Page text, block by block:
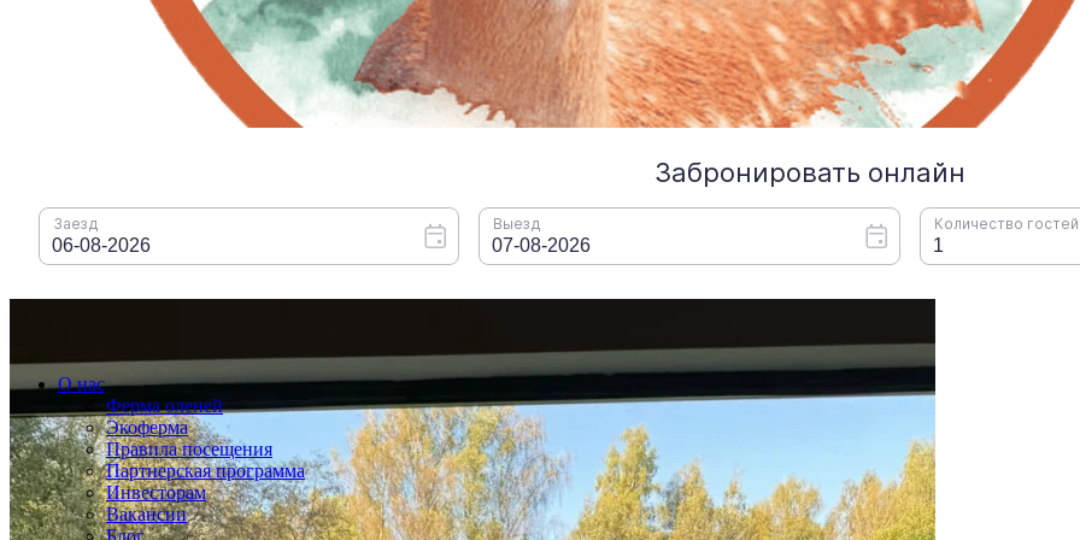
О нас
Ферма оленей
Экоферма
Правила посещения
Партнерская программа
Инвесторам
Вакансии
Блог